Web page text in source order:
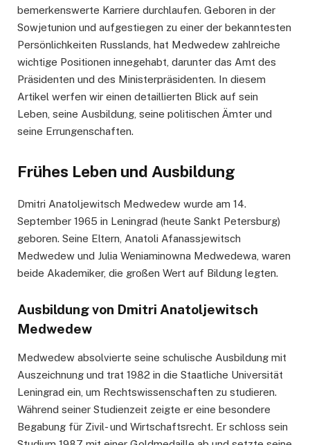
bemerkenswerte Karriere durchlaufen. Geboren in der
Sowjetunion und aufgestiegen zu einer der bekanntesten
Persönlichkeiten Russlands, hat Medwedew zahlreiche
wichtige Positionen innegehabt, darunter das Amt des
Präsidenten und des Ministerpräsidenten. In diesem
Artikel werfen wir einen detaillierten Blick auf sein
Leben, seine Ausbildung, seine politischen Ämter und
seine Errungenschaften.
Frühes Leben und Ausbildung
Dmitri Anatoljewitsch Medwedew wurde am 14.
September 1965 in Leningrad (heute Sankt Petersburg)
geboren. Seine Eltern, Anatoli Afanassjewitsch
Medwedew und Julia Weniaminowna Medwedewa, waren
beide Akademiker, die großen Wert auf Bildung legten.
Ausbildung von Dmitri Anatoljewitsch
Medwedew
Medwedew absolvierte seine schulische Ausbildung mit
Auszeichnung und trat 1982 in die Staatliche Universität
Leningrad ein, um Rechtswissenschaften zu studieren.
Während seiner Studienzeit zeigte er eine besondere
Begabung für Zivil- und Wirtschaftsrecht. Er schloss sein